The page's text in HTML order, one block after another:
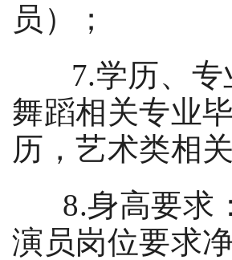
员）
；
7.学历、
舞蹈相关专业
历，艺术类相
8.身高要求
演员岗位要求